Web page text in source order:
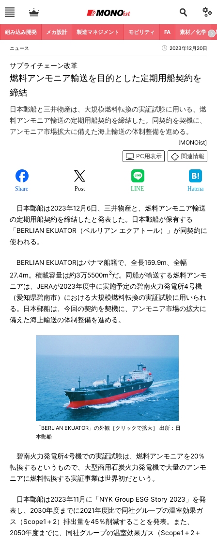
組み込み開発 メカ設計 製造マネジメント モビリティ FA 素材／化学
ニュース 2023年12月20日
燃料アンモニア輸送を目的とした定期用船契約を
締結
サプライチェーン改革
日本郵船と三井物産は、大規模燃料転換の実証試験に用いる、燃
料アンモニア輸送の定期用船契約を締結した。同契約を契機に、
アンモニア市場拡大に備えた海上輸送の体制整備を進める。
[MONOist]
PC用表示
関連情報
Share Post LINE Hatena
日本郵船は2023年12月6日、三井物産と、燃料アンモニア輸送
の定期用船契約を締結したと発表した。日本郵船が保有する
「BERLIAN EKUATOR（ベルリアン エクアトール）」が同契約に
使われる。
BERLIAN EKUATORはパナマ船籍で、全長169.9m、全幅
27.4m。積載容量は約3万5500m3だ。同船が輸送する燃料アンモ
ニアは、JERAが2023年度中に実施予定の碧南火力発電所4号機
（愛知県碧南市）における大規模燃料転換の実証試験に用いられ
る。日本郵船は、今回の契約を契機に、アンモニア市場の拡大に
備えた海上輸送の体制整備を進める。
「BERLIAN EKUATOR」の外観［クリックで拡大］ 出所：日
本郵船
碧南火力発電所4号機での実証試験は、燃料アンモニアを20％
転換するというもので、大型商用石炭火力発電機で大量のアンモ
ニアに燃料転換する実証事業は世界初だという。
日本郵船は2023年11月に「NYK Group ESG Story 2023」を発
表し、2030年度までに2021年度比で同社グループの温室効果ガ
ス（Scope1＋2）排出量を45％削減することを発表。また、
2050年度までに、同社グループの温室効果ガス（Scope1＋2＋